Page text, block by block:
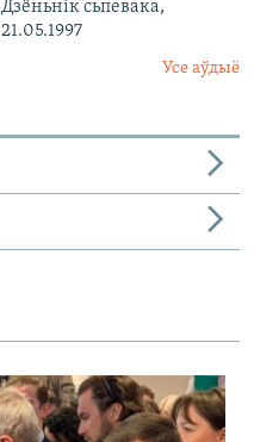
Дзёньнік сьпевака,
21.05.1997
Усе аўдыё